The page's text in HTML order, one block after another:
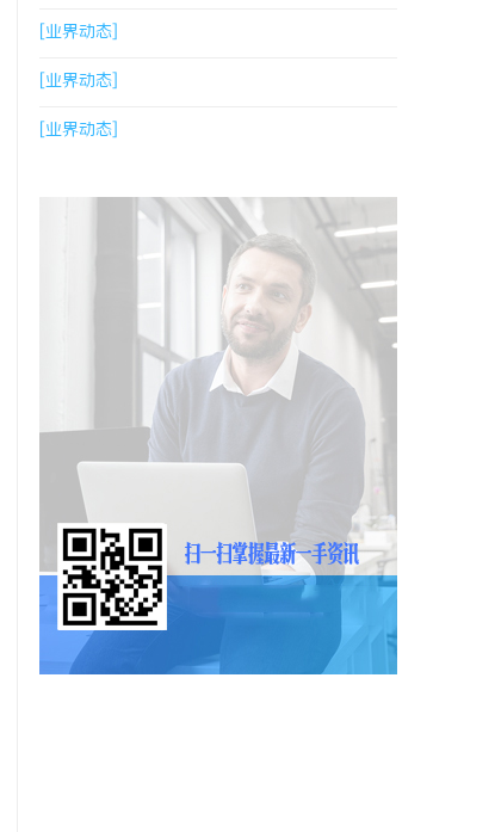
[业界动态]
[业界动态]
[业界动态]